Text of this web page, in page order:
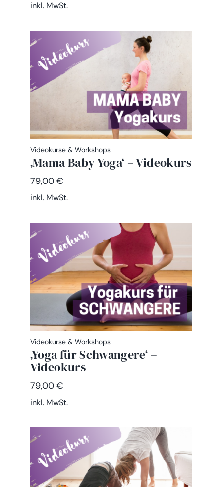
inkl. MwSt.
Videokurse & Workshops
‚Mama Baby Yoga‘ – Videokurs
79,00 €
inkl. MwSt.
Videokurse & Workshops
‚Yoga für Schwangere‘ –
Videokurs
79,00 €
inkl. MwSt.